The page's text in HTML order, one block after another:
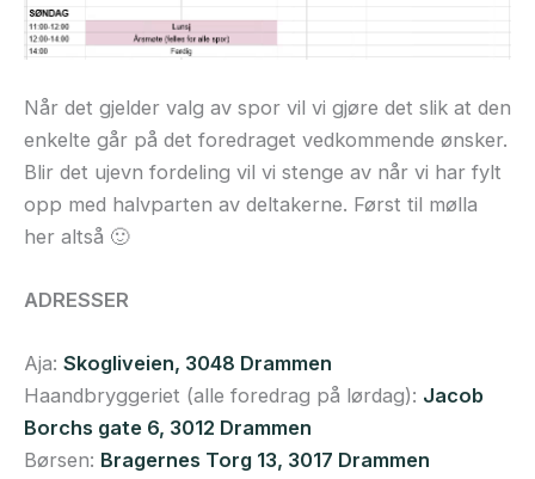
Når det gjelder valg av spor vil vi gjøre det slik at den
enkelte går på det foredraget vedkommende ønsker.
Blir det ujevn fordeling vil vi stenge av når vi har fylt
opp med halvparten av deltakerne. Først til mølla
her altså 🙂
ADRESSER
Aja: Skogliveien, 3048 Drammen
Haandbryggeriet (alle foredrag på lørdag): Jacob
Borchs gate 6, 3012 Drammen
Børsen: Bragernes Torg 13, 3017 Drammen